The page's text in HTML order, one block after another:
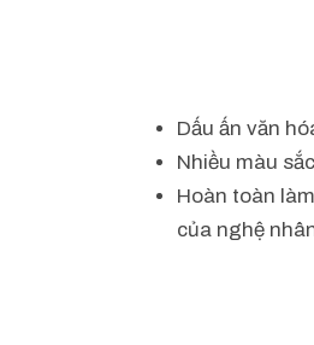
Dấu ấn văn
Nhiều màu
Hoàn toàn
của nghệ